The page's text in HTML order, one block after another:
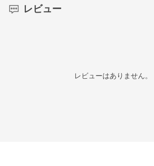
レビュー
レビューはありません。